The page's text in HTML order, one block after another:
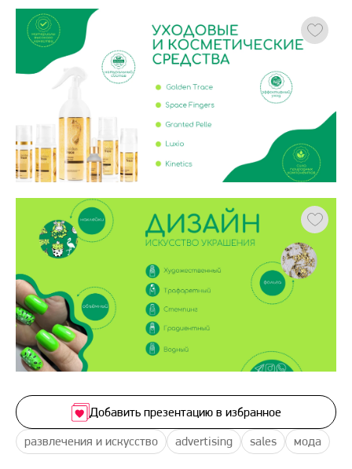
развлечения и искусство advertising sales мода
Добавить презентацию в избранное